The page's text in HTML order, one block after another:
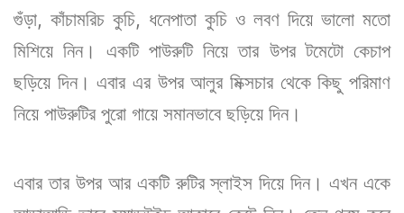
গুঁড়া, কাঁচামরিচ কুচি, ধনেপাতা কুচি ও লবণ দিয়ে ভালো মতো
মিশিয়ে নিন। একটি পাউরুটি নিয়ে তার উপর টমেটো কেচাপ
ছড়িয়ে দিন। এবার এর উপর আলুর মিক্সচার থেকে কিছু পরিমাণ
নিয়ে পাউরুটির পুরো গায়ে সমানভাবে ছড়িয়ে দিন।
এবার তার উপর আর একটি রুটির স্লাইস দিয়ে দিন। এখন একে